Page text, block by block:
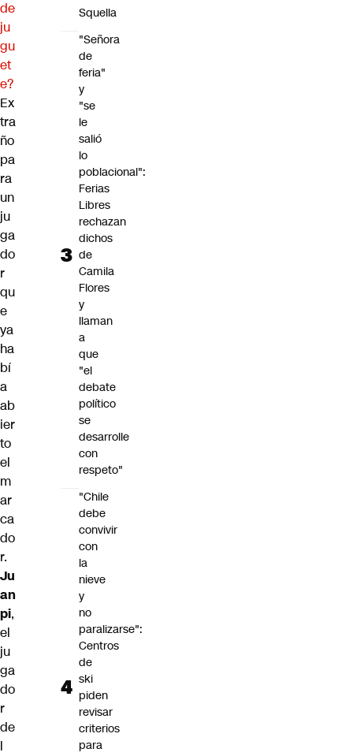
de
ju
gu
et
e?
Ex
tra
ño
pa
ra
un
ju
ga
do
r
qu
e
ya
ha
bí
a
ab
ier
to
el
m
ar
ca
do
r.
Ju
an
pi,
el
ju
ga
do
r
de
l
Squella
"Señora
de
feria"
y
"se
le
salió
lo
poblacional":
Ferias
Libres
rechazan
dichos
de
Camila
Flores
y
llaman
a
que
"el
debate
político
se
desarrolle
con
respeto"
"Chile
debe
convivir
con
la
nieve
y
no
paralizarse":
Centros
de
ski
piden
revisar
criterios
para